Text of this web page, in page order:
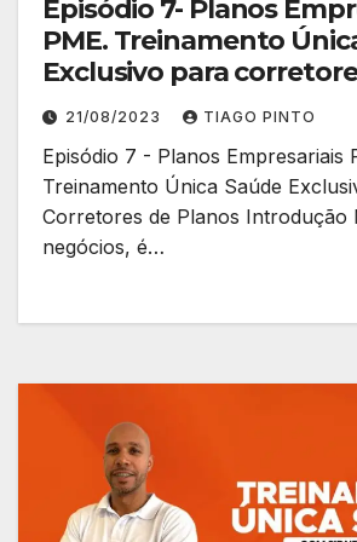
Episódio 7- Planos
PME. Treinamento
Exclusivo para
planos.
21/08/2023 TIAGO PINTO
Episódio 7 - Planos Empresariais
Treinamento Única Saúde
Corretores de Planos Introdução
negócios, é…